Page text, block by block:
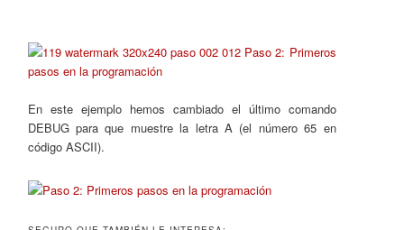
En este ejemplo hemos cambiado el último comando
DEBUG para que muestre la letra A (el número 65 en
código ASCII).